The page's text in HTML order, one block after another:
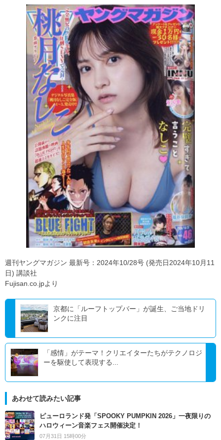
週刊ヤングマガジン 最新号：2024年10/28号 (発売日2024年10月11
日) 講談社
Fujisan.co.jpより
京都に「ルーフトップバー」が誕生、ご当地ドリ
ンクに注目
「感情」がテーマ！クリエイターたちがテクノロジ
ーを駆使して表現する...
あわせて読みたい記事
ピューロランド発「SPOOKY PUMPKIN 2026」一夜限りの
ハロウィーン音楽フェス開催決定！
07月31日 15時00分